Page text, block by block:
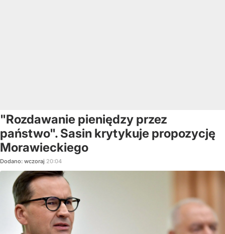
"Rozdawanie pieniędzy przez
państwo". Sasin krytykuje propozycję
Morawieckiego
Dodano: wczoraj 20:04